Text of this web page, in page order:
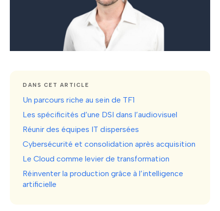
DANS CET ARTICLE
Un parcours riche au sein de TF1
Les spécificités d’une DSI dans l’audiovisuel
Réunir des équipes IT dispersées
Cybersécurité et consolidation après acquisition
Le Cloud comme levier de transformation
Réinventer la production grâce à l’intelligence
artificielle